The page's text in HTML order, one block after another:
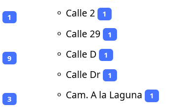
1
9
3
⚬ Calle 2 1
⚬ Calle 29 1
⚬ Calle D 1
⚬ Calle Dr 1
⚬ Cam. A la Laguna 1